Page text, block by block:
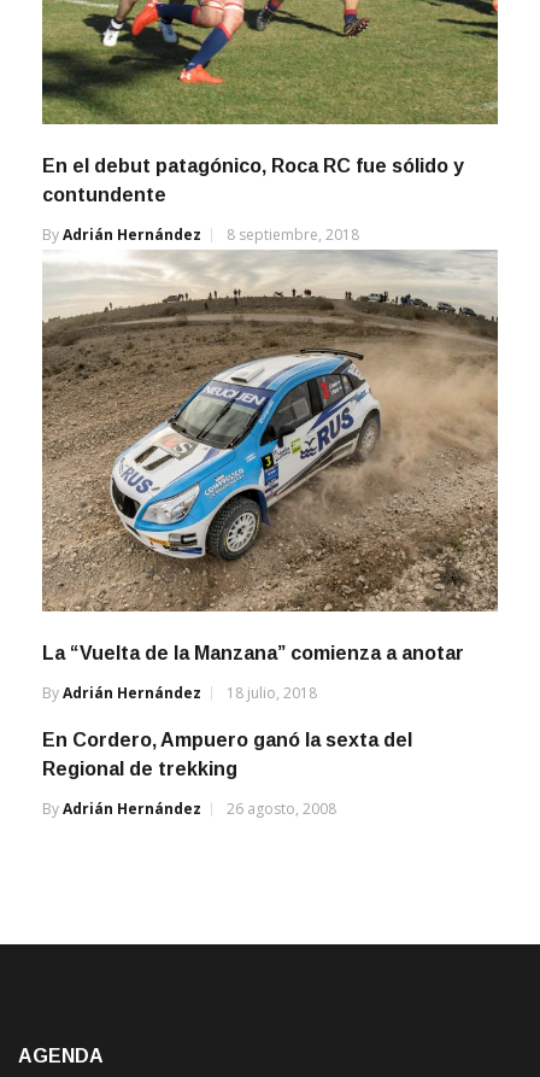
En el debut patagónico, Roca RC fue sólido y
contundente
ByAdrián Hernández 8 septiembre, 2018
La “Vuelta de la Manzana” comienza a anotar
ByAdrián Hernández 18 julio, 2018
En Cordero, Ampuero ganó la sexta del
Regional de trekking
ByAdrián Hernández 26 agosto, 2008
AGENDA